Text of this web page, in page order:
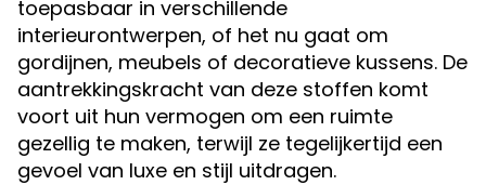
toepasbaar in verschillende
interieurontwerpen, of het nu gaat om
gordijnen, meubels of decoratieve kussens. De
aantrekkingskracht van deze stoffen komt
voort uit hun vermogen om een ruimte
gezellig te maken, terwijl ze tegelijkertijd een
gevoel van luxe en stijl uitdragen.